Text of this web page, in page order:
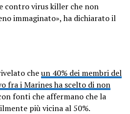
contro virus killer che non
immaginato», ha dichiarato il
cheun 40% dei membri del
fra i Marines ha scelto di non
fonti che affermano che la
più vicina al 50%.